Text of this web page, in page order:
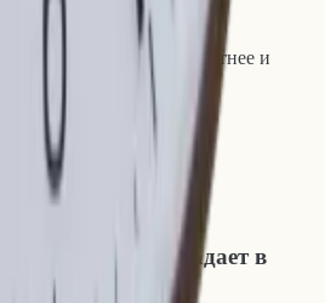
магазин.
которые делают быт уютнее и
est. 2024
и то, что не попадает в